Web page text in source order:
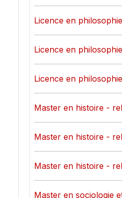
Licence en philosophie
Licence en philosophie
Licence en philosophie
Master en histoire -
Master en histoire -
Master en histoire -
Master en sociologie